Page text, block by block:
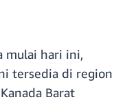
mulai hari ini,
tersedia di region
Barat